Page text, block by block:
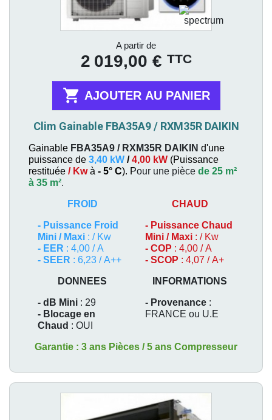
A partir de
2 019,00 € TTC
 AJOUTER AU PANIER
Clim Gainable FBA35A9 / RXM35R DAIKIN
Gainable FBA35A9 / RXM35R DAIKIN d'une
puissance de 3,40 kW /4,00 kW (Puissance
restituée / Kwà - 5° C). Pour une pièce de 25 m²
à 35 m².
FROID
- Puissance Froid
Mini / Maxi : / Kw
- EER : 4,00 / A
- SEER : 6,23 / A++
CHAUD
- Puissance Chaud
Mini / Maxi : / Kw
- COP : 4,00 / A
- SCOP : 4,07 / A+
DONNEES
- dB Mini : 29
- Blocage en
Chaud : OUI
INFORMATIONS
- Provenance :
FRANCE ou U.E
Garantie : 3 ans Pièces / 5 ans Compresseur